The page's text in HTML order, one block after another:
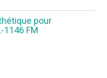
pour
1146 FM